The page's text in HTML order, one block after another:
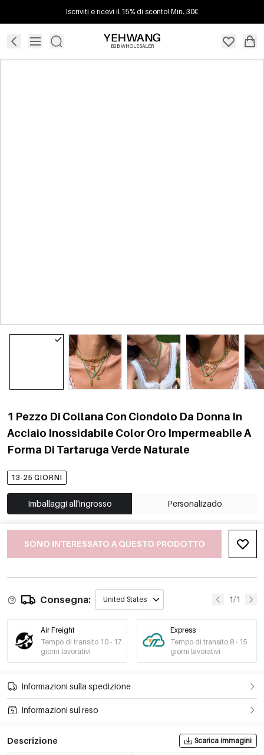
Iscriviti e ricevi il 15% di sconto! Min. 30€
B2B WHOLESALER
1 Pezzo Di Collana Con Ciondolo Da Donna In
Acciaio Inossidabile Color Oro Impermeabile A
Forma Di Tartaruga Verde Naturale
13-25 GIORNI
Imballaggi all'ingrosso Personalizado
SONO INTERESSATO A QUESTO PRODOTTO
Consegna: United States 1/1
Air Freight
Tempo di transito 10 - 17
giorni lavorativi
Express
Tempo di transito 8 - 15
giorni lavorativi
Informazioni sulla spedizione
Informazioni sul reso
Descrizione Scarica immagini